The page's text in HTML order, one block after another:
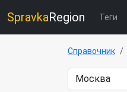
SpravkaRegion Теги
Справочник